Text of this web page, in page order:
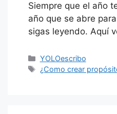
Siempre que el año
año que se abre
sigas leyendo. Aquí
Categorías
YOLOescribo
Etiquetas
¿Como crear